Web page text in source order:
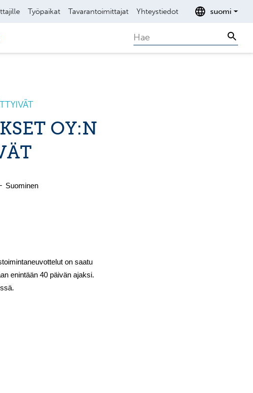
Työpaikat Tavarantoimittajat Yhteystiedot suomi
Search
OY:N
Suominen
on saatu
enintään 40 päivän ajaksi.